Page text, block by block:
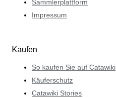
Sammlerplattform
Impressum
Kaufen
So kaufen Sie auf Catawiki
Käuferschutz
Catawiki Stories